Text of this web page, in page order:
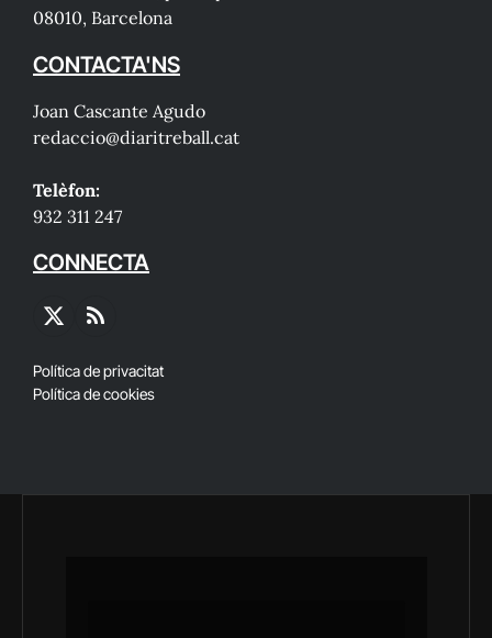
08010, Barcelona
CONTACTA'NS
Joan Cascante Agudo
redaccio@diaritreball.cat
Telèfon:
932 311 247
CONNECTA
X
RSS
Política de privacitat
Política de cookies